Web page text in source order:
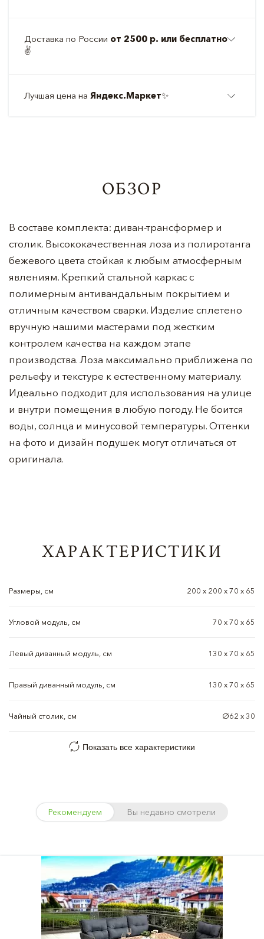
Доставка по России от 2500 р. или бесплатно
✌️
Лучшая цена на Яндекс.Маркет✨
ОБЗОР
В составе комплекта: диван-трансформер и
столик. Высококачественная лоза из полиротанга
бежевого цвета стойкая к любым атмосферным
явлениям. Крепкий стальной каркас с
полимерным антивандальным покрытием и
отличным качеством сварки. Изделие сплетено
вручную нашими мастерами под жестким
контролем качества на каждом этапе
производства. Лоза максимально приближена по
рельефу и текстуре к естественному материалу.
Идеально подходит для использования на улице
и внутри помещения в любую погоду. Не боится
воды, солнца и минусовой температуры. Оттенки
на фото и дизайн подушек могут отличаться от
оригинала.
ХАРАКТЕРИСТИКИ
Размеры, см 200 х 200 х 70 х 65
Угловой модуль, см 70 x 70 х 65
Левый диванный модуль, см 130 x 70 х 65
Правый диванный модуль, см 130 x 70 х 65
Чайный столик, см Ø62 х 30
Показать все характеристики
Рекомендуем Вы недавно смотрели